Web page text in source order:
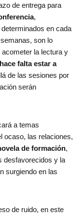
de entrega para
,
en cada
son lo
la lectura y
falta estar a
de las sesiones por
serán
a temas
ocaso, las relaciones,
de formación,
desfavorecidos y la
surgiendo en las
de ruido, en este